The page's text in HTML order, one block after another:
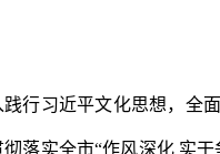
行习近平文化思想，全
落实全市“作风深化 实